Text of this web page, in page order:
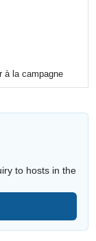
à la campagne
to hosts in the